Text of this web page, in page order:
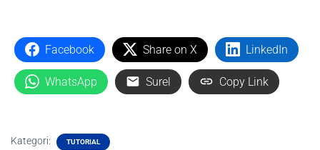
Facebook Share on X LinkedIn
WhatsApp Surel Copy Link
Kategori: TUTORIAL